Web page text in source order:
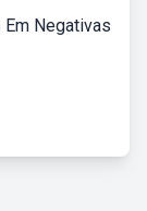
Negativas